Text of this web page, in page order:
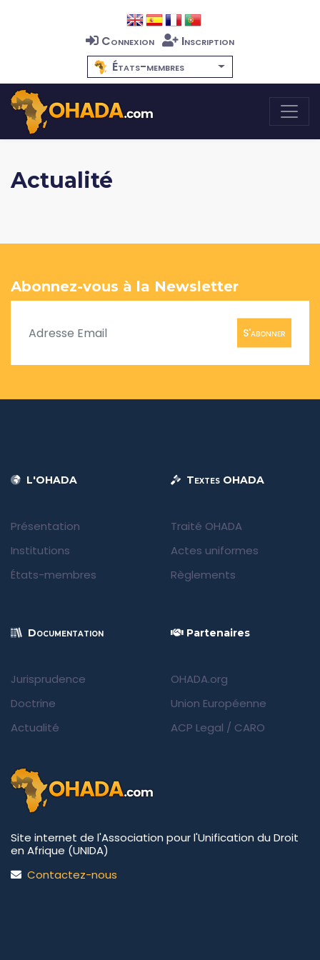
Connexion
Inscription
États-membres
Actualité
Abonnez-vous à la Newsletter
S'abonner
L'OHADA
Présentation
Institutions
États-membres
Textes OHADA
Traité OHADA
Actes uniformes
Règlements
Documentation
Jurisprudence
Doctrine
Actualité
Partenaires
OHADA.org
Union Européenne
ACP Legal / CARO
Site internet de l'Association pour l'Unification du Droit
en Afrique (UNIDA)
Contactez-nous